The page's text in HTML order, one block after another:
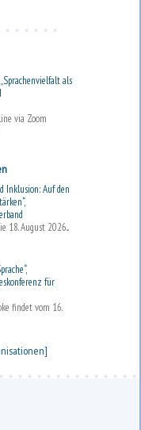
als
via Zoom
Inklusion: Auf den
18. August 2026...
für
findet vom 16.